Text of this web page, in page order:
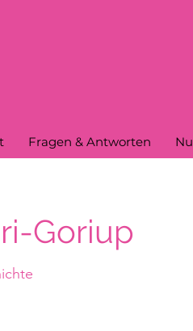
Fragen & Antworten
Goriup